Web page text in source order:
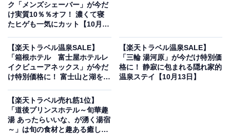
「強羅温泉 自家源泉掛け流しの宿 強羅環翠楼」は現在特
別価格で宿泊可能です。
楽天トラベルでホテルを見る
ク「メンズシェーバー」が今だ
け実質10％％オフ！ 濃くて寝
たヒゲも一気にカット【10月14
【楽天トラベル温泉SALE】
「箱根ホテル 富士屋ホテルレ
イクビューアネックス」が今だ
け特別価格に！ 富士山と湖を一
日】
【楽天トラベル温泉SALE】
「三輪 湯河原」が今だけ特別価
格に！ 静寂に包まれる隠れ家的
温泉ステイ【10月13日】
【楽天トラベル売れ筋1位】
「道後プリンスホテル～旬華趣
湯 あったらいいな、が湧く湯宿
～」は旬の食材と趣ある癒しの